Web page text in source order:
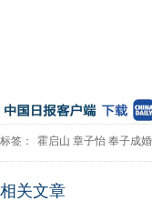
标签： 霍启山 章子怡 奉子成婚
相关文章